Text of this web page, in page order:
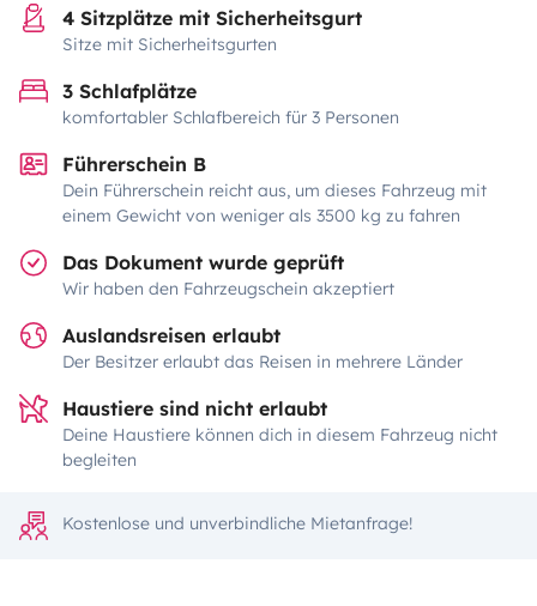
4 Sitzplätze mit Sicherheitsgurt
Sitze mit Sicherheitsgurten
3 Schlafplätze
komfortabler Schlafbereich für 3 Personen
Führerschein B
Dein Führerschein reicht aus, um dieses Fahrzeug mit
einem Gewicht von weniger als 3500 kg zu fahren
Das Dokument wurde geprüft
Wir haben den Fahrzeugschein akzeptiert
Auslandsreisen erlaubt
Der Besitzer erlaubt das Reisen in mehrere Länder
Haustiere sind nicht erlaubt
Deine Haustiere können dich in diesem Fahrzeug nicht
begleiten
Kostenlose und unverbindliche Mietanfrage!